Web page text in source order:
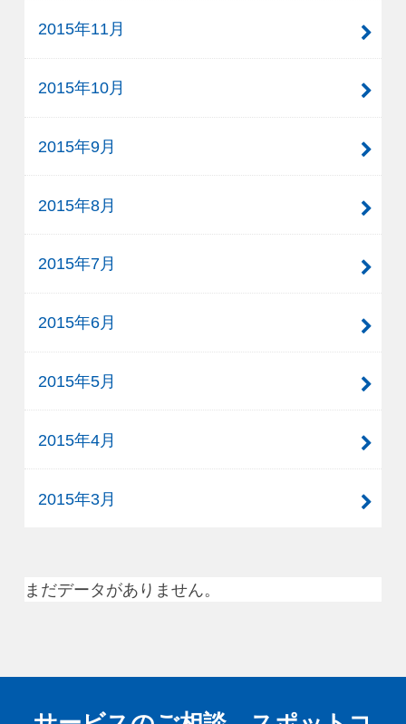
2015年11月
2015年10月
2015年9月
2015年8月
2015年7月
2015年6月
2015年5月
2015年4月
2015年3月
まだデータがありません。